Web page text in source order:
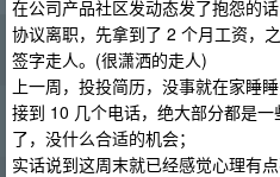
在公司产品社区发动态发了抱怨的话
协议离职，先拿到了 2 个月工资，
签字走人。(很潇洒的走人)
上一周，投投简历，没事就在家睡睡
接到 10 几个电话，绝大部分都是
了，没什么合适的机会；
实话说到这周末就已经感觉心理有